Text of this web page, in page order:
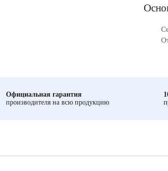
Официальная гарантия
производителя на всю продукцию